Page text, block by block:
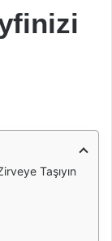
Taşıyın